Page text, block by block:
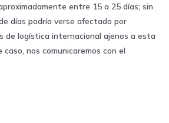
entre 15 a 25 días; sin
días podría verse afectado por
de logística internacional ajenos a esta
caso, nos comunicaremos con el